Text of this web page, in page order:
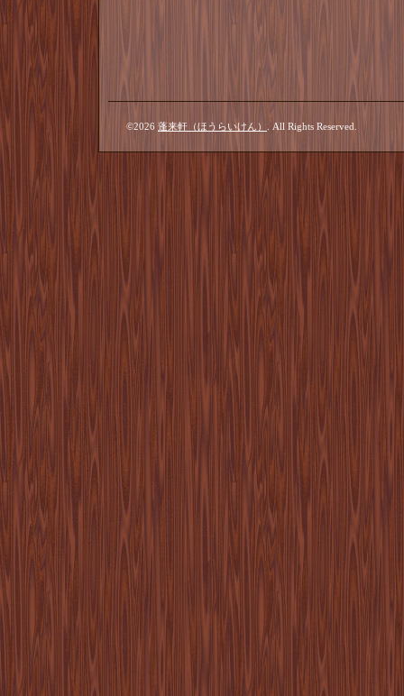
©2026 蓬来軒（ほうらいけん） . All Rights Reserved.